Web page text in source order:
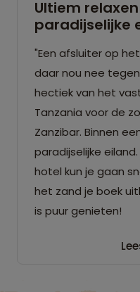
Ultiem
paradijselijke
"Een afsluiter op
daar nou nee
hectiek van het
Tanzania voor de
Zanzibar. Binnen
paradijselijke
hotel kun je gaan
het zand je boek
is puur genieten!